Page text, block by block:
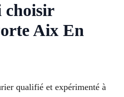
choisir
Aix En
qualifié et expérimenté à